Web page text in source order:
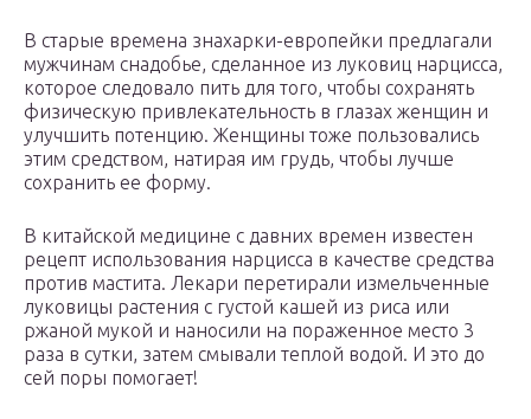
В старые времена знахарки-европейки предлагали
мужчинам снадобье, сделанное из луковиц нарцисса,
которое следовало пить для того, чтобы сохранять
физическую привлекательность в глазах женщин и
улучшить потенцию. Женщины тоже пользовались
этим средством, натирая им грудь, чтобы лучше
сохранить ее форму.
В китайской медицине с давних времен известен
рецепт использования нарцисса в качестве средства
против мастита. Лекари перетирали измельченные
луковицы растения с густой кашей из риса или
ржаной мукой и наносили на пораженное место 3
раза в сутки, затем смывали теплой водой. И это до
сей поры помогает!